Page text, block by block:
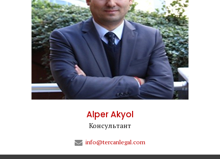
Alper Akyol
Консультант
info@tercanlegal.com